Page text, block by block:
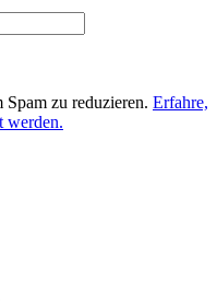
zu reduzieren. Erfahre,
werden.